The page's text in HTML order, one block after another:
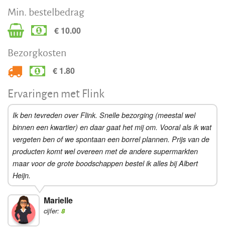
Min. bestelbedrag
€ 10.00
Bezorgkosten
€ 1.80
Ervaringen met Flink
Ik ben tevreden over Flink. Snelle bezorging (meestal wel
binnen een kwartier) en daar gaat het mij om. Vooral als ik wat
vergeten ben of we spontaan een borrel plannen. Prijs van de
producten komt wel overeen met de andere supermarkten
maar voor de grote boodschappen bestel ik alles bij Albert
Heijn.
Marielle
cijfer: 8